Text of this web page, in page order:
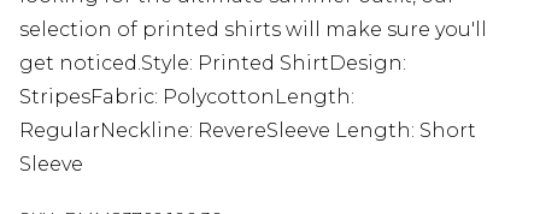
selection of printed shirts will make sure you'll
get noticed.Style: Printed ShirtDesign:
StripesFabric: PolycottonLength:
RegularNeckline: RevereSleeve Length: Short
Sleeve